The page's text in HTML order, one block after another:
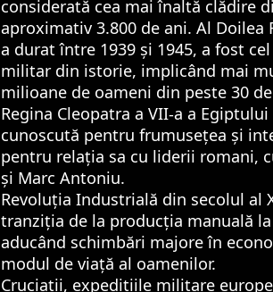
considerată cea mai înaltă clădire
aproximativ 3.800 de ani. Al Doilea
a durat între 1939 și 1945, a fost
militar din istorie, implicând mai
milioane de oameni din peste 30
Regina Cleopatra a VII-a a
cunoscută pentru frumusețea și
pentru relația sa cu liderii romani,
și Marc Antoniu.
Revoluția Industrială din secolul al
tranziția de la producția manuală
aducând schimbări majore în
modul de viață al oamenilor.
Cruciații, expedițiile militare